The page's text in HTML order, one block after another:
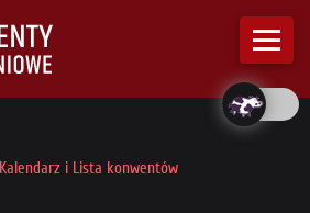
Kalendarz i Lista konwentów